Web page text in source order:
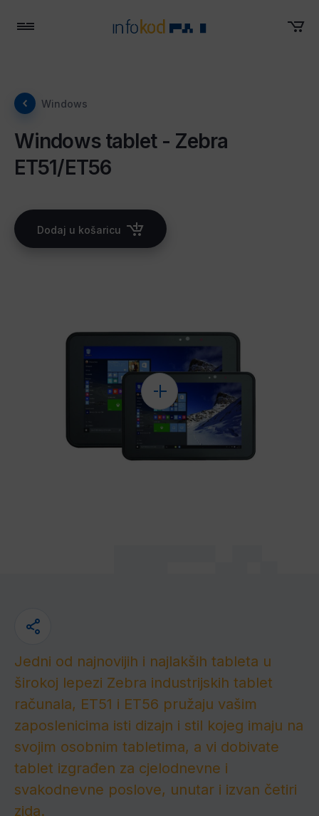
Windows
Windows tablet - Zebra
ET51/ET56
Dodaj u košaricu
Jedni od najnovijih i najlakših tableta u
širokoj lepezi Zebra industrijskih tablet
računala, ET51 i ET56 pružaju vašim
zaposlenicima isti dizajn i stil kojeg imaju na
svojim osobnim tabletima, a vi dobivate
tablet izgrađen za cjelodnevne i
svakodnevne poslove, unutar i izvan četiri
zida.